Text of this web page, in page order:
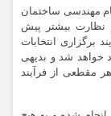
مهندسی ساختمان
نظارت بیشتر پیش
برگزاری انتخابات
خواهد شد و بدیهی
مقطعی از فرآیند